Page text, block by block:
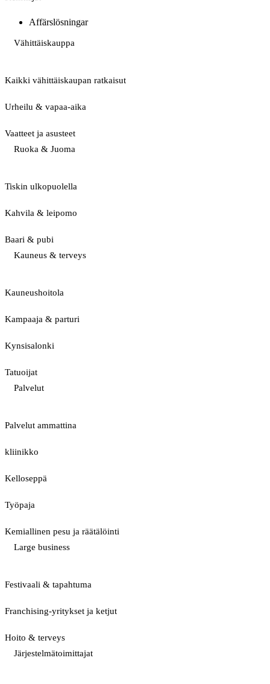
Affärslösningar
Vähittäiskauppa
Kaikki vähittäiskaupan ratkaisut
Urheilu & vapaa-aika
Vaatteet ja asusteet
Ruoka & Juoma
Tiskin ulkopuolella
Kahvila & leipomo
Baari & pubi
Kauneus & terveys
Kauneushoitola
Kampaaja & parturi
Kynsisalonki
Tatuoijat
Palvelut
Palvelut ammattina
kliinikko
Kelloseppä
Työpaja
Kemiallinen pesu ja räätälöinti
Large business
Festivaali & tapahtuma
Franchising-yritykset ja ketjut
Hoito & terveys
Järjestelmätoimittajat